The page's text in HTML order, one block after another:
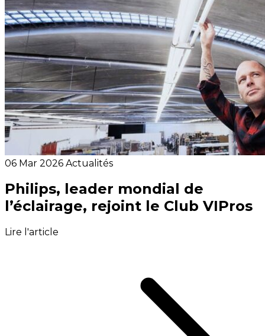
06 Mar 2026 Actualités
Philips, leader mondial de
l’éclairage, rejoint le Club VIPros
Lire l'article